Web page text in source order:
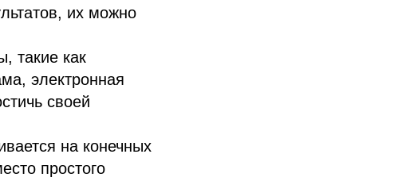
их можно
такие как
электронная
своей
на конечных
простого